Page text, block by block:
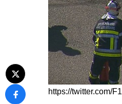
https://twitter.com/F1